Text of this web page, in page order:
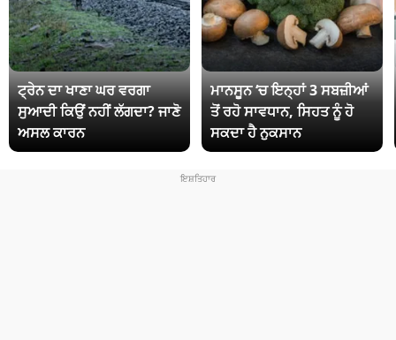
ਟ੍ਰੇਨ ਦਾ ਖਾਣਾ ਘਰ ਵਰਗਾ
ਸੁਆਦੀ ਕਿਉਂ ਨਹੀਂ ਲੱਗਦਾ? ਜਾਣੋ
ਅਸਲ ਕਾਰਨ
ਮਾਨਸੂਨ ‘ਚ ਇਨ੍ਹਾਂ 3 ਸਬਜ਼ੀਆਂ
ਤੋਂ ਰਹੋ ਸਾਵਧਾਨ, ਸਿਹਤ ਨੂੰ ਹੋ
ਸਕਦਾ ਹੈ ਨੁਕਸਾਨ